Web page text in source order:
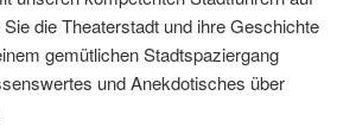
die Theaterstadt und ihre Geschichte
gemütlichen Stadtspaziergang
und Anekdotisches über